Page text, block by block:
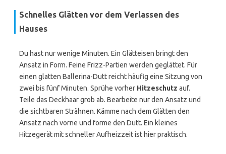
Schnelles Glätten vor dem Verlassen des
Hauses
Du hast nur wenige Minuten. Ein Glätteisen bringt den
Ansatz in Form. Feine Frizz-Partien werden geglättet. Für
einen glatten Ballerina-Dutt reicht häufig eine Sitzung von
zwei bis fünf Minuten. Sprühe vorher Hitzeschutz auf.
Teile das Deckhaar grob ab. Bearbeite nur den Ansatz und
die sichtbaren Strähnen. Kämme nach dem Glätten den
Ansatz nach vorne und forme den Dutt. Ein kleines
Hitzegerät mit schneller Aufheizzeit ist hier praktisch.